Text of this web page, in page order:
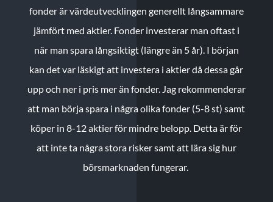
fonder är värdeutvecklingen generellt långsammare
jämfört med aktier. Fonder investerar man oftast i
när man spara långsiktigt (längre än 5 år). I början
kan det var läskigt att investera i aktier då dessa går
upp och ner i pris mer än fonder. Jag rekommenderar
att man börja spara i några olika fonder (5-8 st) samt
köper in 8-12 aktier för mindre belopp. Detta är för
att inte ta några stora risker samt att lära sig hur
börsmarknaden fungerar.